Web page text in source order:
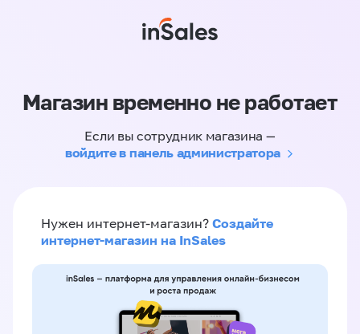
Магазин временно не работает
Если вы сотрудник магазина —
войдите в панель администратора
Нужен интернет-магазин? Создайте
интернет-магазин на InSales